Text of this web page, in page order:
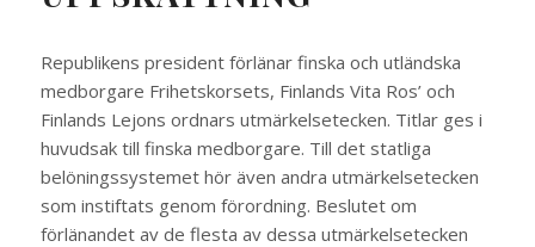
Republikens president förlänar finska och utländska
medborgare Frihetskorsets, Finlands Vita Ros’ och
Finlands Lejons ordnars utmärkelsetecken. Titlar ges i
huvudsak till finska medborgare. Till det statliga
belöningssystemet hör även andra utmärkelsetecken
som instiftats genom förordning. Beslutet om
förlänandet av de flesta av dessa utmärkelsetecken